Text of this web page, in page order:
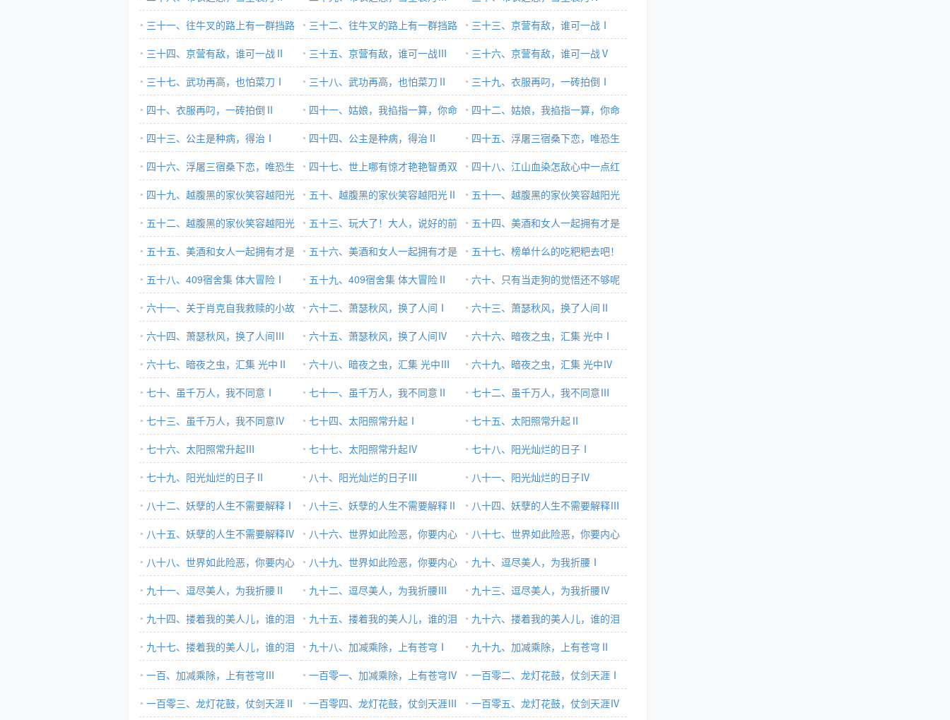
三十一、往牛叉的路上有一群挡路
的傻缺Ⅰ
三十二、往牛叉的路上有一群挡路
的傻缺Ⅱ
三十三、京营有敌，谁可一战Ⅰ
三十四、京营有敌，谁可一战Ⅱ
三十五、京营有敌，谁可一战Ⅲ
三十六、京营有敌，谁可一战Ⅴ
三十七、武功再高，也怕菜刀Ⅰ
三十八、武功再高，也怕菜刀Ⅱ
三十九、衣服再叼，一砖拍倒Ⅰ
四十、衣服再叼，一砖拍倒Ⅱ
四十一、姑娘，我掐指一算，你命
里缺我啊Ⅰ
四十二、姑娘，我掐指一算，你命
里缺我啊Ⅱ
四十三、公主是种病，得治Ⅰ 四十四、公主是种病，得治Ⅱ
四十五、浮屠三宿桑下恋，唯恐生
情Ⅰ
四十六、浮屠三宿桑下恋，唯恐生
情Ⅱ
四十七、世上哪有惊才艳艳智勇双
全的青年啊
四十八、江山血染怎敌心中一点红
颜泪
四十九、越腹黑的家伙笑容越阳光
Ⅰ
五十、越腹黑的家伙笑容越阳光Ⅱ
五十一、越腹黑的家伙笑容越阳光
Ⅲ
五十二、越腹黑的家伙笑容越阳光
Ⅳ
五十三、玩大了！大人，说好的前
程呢
五十四、美酒和女人一起拥有才是
人生Ⅰ
五十五、美酒和女人一起拥有才是
人生Ⅱ
五十六、美酒和女人一起拥有才是
人生Ⅲ
五十七、榜单什么的吃粑粑去吧！
五十八、409宿舍集 体大冒险Ⅰ
五十九、409宿舍集 体大冒险Ⅱ
六十、只有当走狗的觉悟还不够呢
六十一、关于肖克自我救赎的小故
事
六十二、萧瑟秋风，换了人间Ⅰ
六十三、萧瑟秋风，换了人间Ⅱ
六十四、萧瑟秋风，换了人间Ⅲ
六十五、萧瑟秋风，换了人间Ⅳ
六十六、暗夜之虫，汇集 光中Ⅰ
六十七、暗夜之虫，汇集 光中Ⅱ
六十八、暗夜之虫，汇集 光中Ⅲ
六十九、暗夜之虫，汇集 光中Ⅳ
七十、虽千万人，我不同意Ⅰ
七十一、虽千万人，我不同意Ⅱ
七十二、虽千万人，我不同意Ⅲ
七十三、虽千万人，我不同意Ⅳ
七十四、太阳照常升起Ⅰ
七十五、太阳照常升起Ⅱ
七十六、太阳照常升起Ⅲ
七十七、太阳照常升起Ⅳ
七十八、阳光灿烂的日子Ⅰ
七十九、阳光灿烂的日子Ⅱ
八十、阳光灿烂的日子Ⅲ
八十一、阳光灿烂的日子Ⅳ
八十二、妖孽的人生不需要解释Ⅰ
八十三、妖孽的人生不需要解释Ⅱ
八十四、妖孽的人生不需要解释Ⅲ
八十五、妖孽的人生不需要解释Ⅳ
八十六、世界如此险恶，你要内心
强大Ⅰ
八十七、世界如此险恶，你要内心
强大Ⅱ
八十八、世界如此险恶，你要内心
强大Ⅲ
八十九、世界如此险恶，你要内心
强大Ⅳ
九十、逗尽美人，为我折腰Ⅰ
九十一、逗尽美人，为我折腰Ⅱ
九十二、逗尽美人，为我折腰Ⅲ
九十三、逗尽美人，为我折腰Ⅳ
九十四、搂着我的美人儿，谁的泪
在流Ⅰ
九十五、搂着我的美人儿，谁的泪
在流Ⅱ
九十六、搂着我的美人儿，谁的泪
在流Ⅲ
九十七、搂着我的美人儿，谁的泪
在流Ⅳ
九十八、加减乘除，上有苍穹Ⅰ
九十九、加减乘除，上有苍穹Ⅱ
一百、加减乘除，上有苍穹Ⅲ
一百零一、加减乘除，上有苍穹Ⅳ
一百零二、龙灯花鼓，仗剑天涯Ⅰ
一百零三、龙灯花鼓，仗剑天涯Ⅱ
一百零四、龙灯花鼓，仗剑天涯Ⅲ
一百零五、龙灯花鼓，仗剑天涯Ⅳ